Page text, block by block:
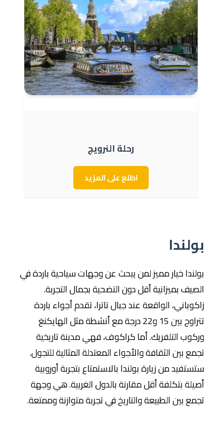
رحلة النرويج
اطلع على المزيد
بولندا
بولندا خيار مميز لمن يبحث عن وجهات سياحية باردة في
الصيف بميزانية أقل دون التضحية بجمال التجربة.
زاكوباني، الواقعة عند جبال تاترا، تقدم أجواء باردة
تتراوح بين 15 و22 درجة مع أنشطة مثل الهايكنغ
وركوب التلفريك. أما كراكوف، فهي مدينة تاريخية
تجمع بين الثقافة والأجواء المعتدلة المثالية للتجول.
ستستفيد من زيارة بولندا بالاستمتاع بتجربة أوروبية
أصيلة بتكلفة أقل مقارنة بالدول الغربية. هي وجهة
تجمع بين الطبيعة والتاريخ في تجربة متوازنة وممتعة.